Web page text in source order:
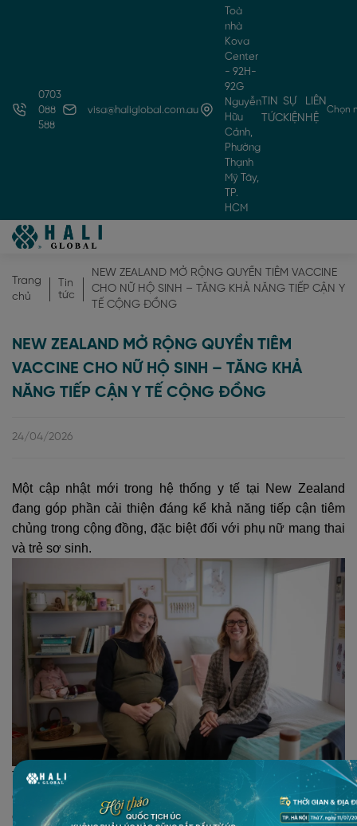
0703
088
588
visa@haliglobal.com.au
Toà
nhà
Kova
Center
- 92H-
92G
Nguyễn
Hữu
Cảnh,
Phường
Thạnh
Mỹ Tây,
TP.
HCM
TIN
TỨC
SỰ
KIỆN
LIÊN
HỆ
Chọn
Trang
chủ
Tin
tức
NEW ZEALAND MỞ RỘNG QUYỀN TIÊM VACCINE
CHO NỮ HỘ SINH – TĂNG KHẢ NĂNG TIẾP CẬN Y
TẾ CỘNG ĐỒNG
NEW ZEALAND MỞ RỘNG QUYỀN TIÊM
VACCINE CHO NỮ HỘ SINH – TĂNG KHẢ
NĂNG TIẾP CẬN Y TẾ CỘNG ĐỒNG
24/04/2026
Một cập nhật mới trong hệ thống y tế tại New Zealand
đang góp phần cải thiện đáng kể khả năng tiếp cận tiêm
chủng trong cộng đồng, đặc biệt đối với phụ nữ mang thai
và trẻ sơ sinh.
Theo thông tin từ The Beehive, nữ hộ sinh (midwives) đã
được mở rộng phạm vi thực hành liên quan đến tiêm
chủng nhằm tăng khả năng tiếp cận dịch vụ y tế ban đầu.